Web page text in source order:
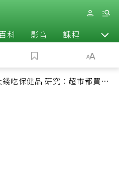
科 影音 課程 退休
吃保健品 研究：超市都買得